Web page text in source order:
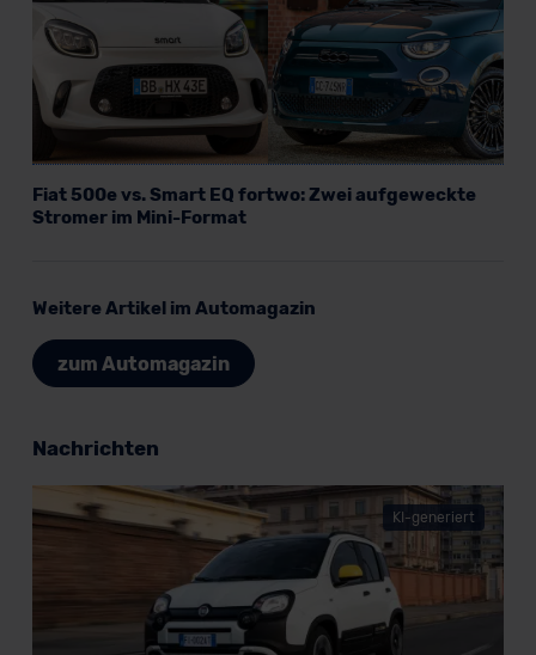
Datenschutzerklärung|Impressum
Fiat 500e vs. Smart EQ fortwo: Zwei aufgeweckte
Stromer im Mini-Format
Weitere Artikel im Automagazin
zum Automagazin
Nachrichten
KI-generiert